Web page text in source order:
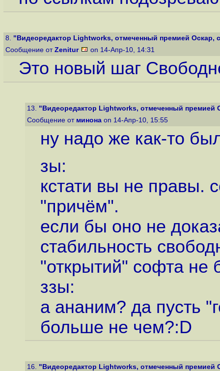
8. "Видеоредактор Lightworks, отмеченный премией Оскар,
Сообщение от Zenitur on 14-Апр-10, 14:31
Это новый шаг
13. "Видеоредактор Lightworks, отмеченный премией
Сообщение от минона on 14-Апр-10, 15:55
ну надо же как-то
зы:
кстати вы не правы.
"причём".
если бы оно не
стабильность
"открытий" софта
ззы:
а ананим? да пусть
больше не чем?:D
16. "Видеоредактор Lightworks, отмеченный премией